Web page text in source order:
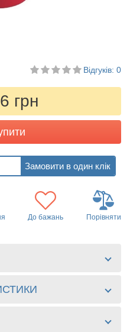
Відгуків: 0
грн
До бажань Порівняти